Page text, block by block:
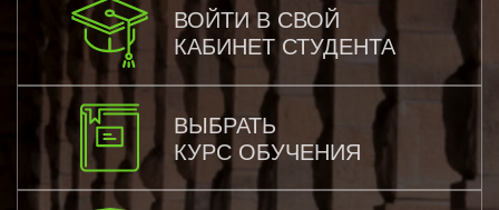
ВОЙТИ В СВОЙ
КАБИНЕТ СТУДЕНТА
ВЫБРАТЬ
КУРС ОБУЧЕНИЯ